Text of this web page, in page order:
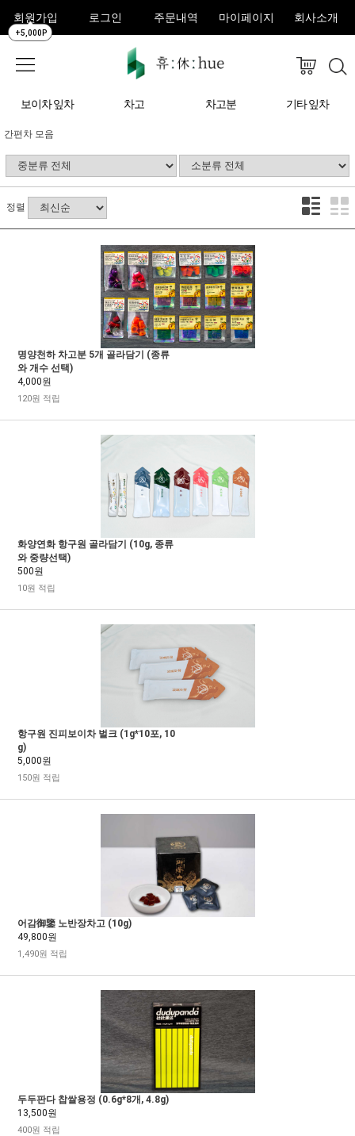
회원가입
+5,000P
로그인 주문내역 마이페이지 회사소개
보이차 잎차 차고 차고분 기타 잎차
간편차 모음
정렬
명양천하 차고분 5개 골라담기 (종류
와 개수 선택)
4,000원
120원 적립
화양연화 항구원 골라담기 (10g, 종류
와 중량선택)
500원
10원 적립
항구원 진피보이차 벌크 (1g*10포, 10
g)
5,000원
150원 적립
어감御鑒 노반장차고 (10g)
49,800원
1,490원 적립
두두판다 찹쌀용정 (0.6g*8개, 4.8g)
13,500원
400원 적립